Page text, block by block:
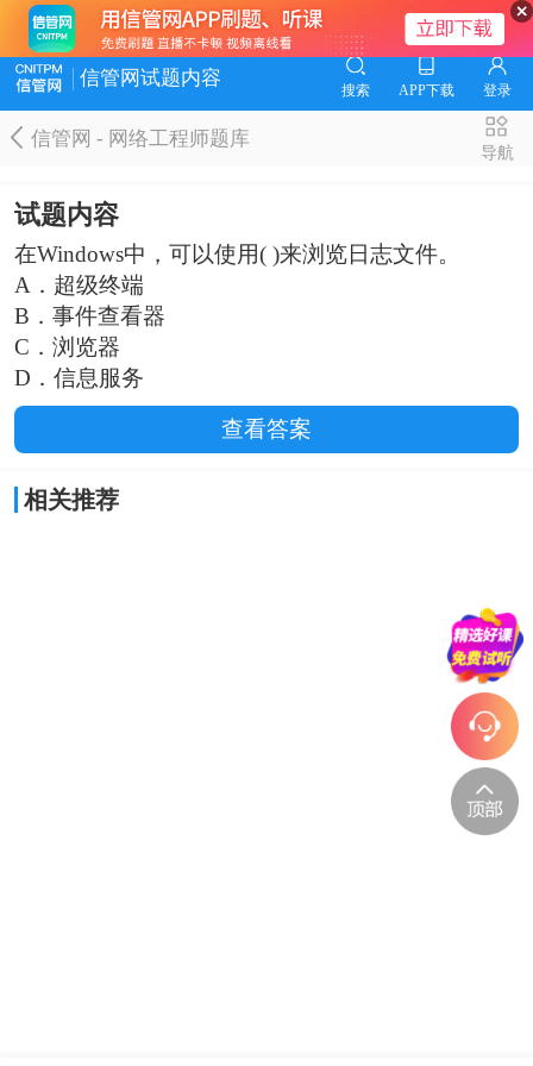
信管网试题内容
搜索 APP下载 登录
信管网 - 网络工程师题库
导航
试题内容
在Windows中，可以使用( )来浏览日志文件。
A．超级终端
B．事件查看器
C．浏览器
D．信息服务
查看答案
相关推荐